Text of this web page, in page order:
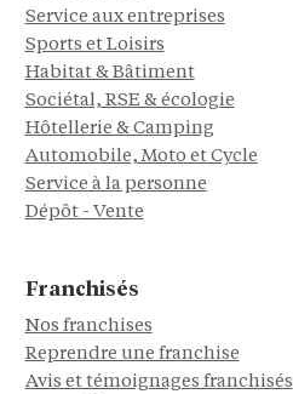
Service aux entreprises
Sports et Loisirs
Habitat & Bâtiment
Sociétal, RSE & écologie
Hôtellerie & Camping
Automobile, Moto et Cycle
Service à la personne
Dépôt - Vente
Franchisés
Nos franchises
Reprendre une franchise
Avis et témoignages franchisés